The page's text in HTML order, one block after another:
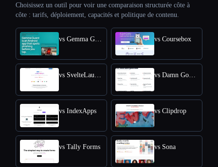
Choisissez un outil pour voir une comparaison structurée côte à
côte : tarifs, déploiement, capacités et politique de contenu.
vs Gemma Guard vs Coursebox
vs SvelteLaunch vs Damn Good Tools
vs IndexApps vs Clipdrop
vs Tally Forms vs Sona